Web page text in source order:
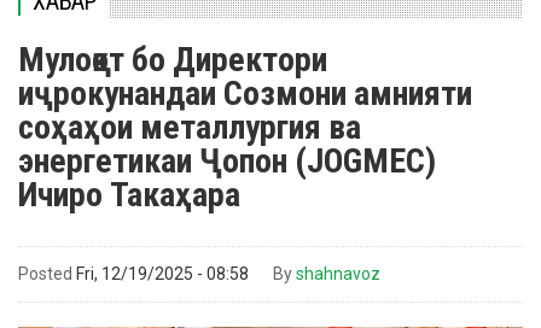
Мулоқот бо Директори
иҷрокунандаи Созмони амнияти
соҳаҳои металлургия ва
энергетикаи Ҷопон (JOGMEC)
Ичиро Такаҳара
Posted Fri, 12/19/2025 - 08:58 Byshahnavoz